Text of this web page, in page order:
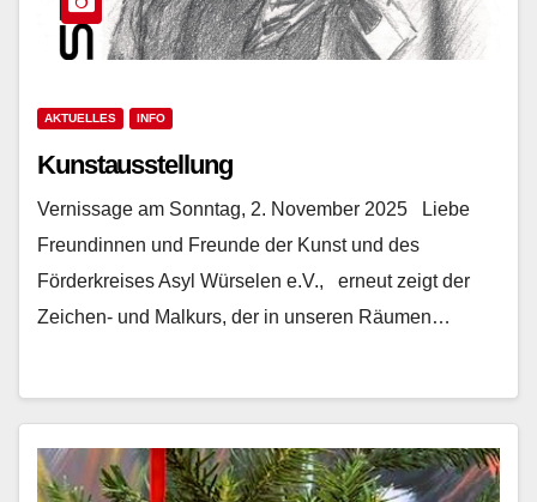
AKTUELLES INFO
Kunstausstellung
Vernissage am Sonntag, 2. November 2025 Liebe
Freundinnen und Freunde der Kunst und des
Förderkreises Asyl Würselen e.V., erneut zeigt der
Zeichen- und Malkurs, der in unseren Räumen…